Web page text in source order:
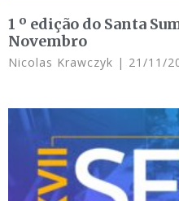
1 º edição do Santa
Novembro
Nicolas Krawczyk 21/11/